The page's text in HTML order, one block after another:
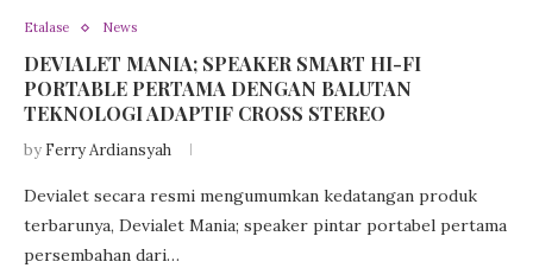
Etalase News
DEVIALET MANIA; SPEAKER SMART HI-FI
PORTABLE PERTAMA DENGAN BALUTAN
TEKNOLOGI ADAPTIF CROSS STEREO
by Ferry Ardiansyah
Devialet secara resmi mengumumkan kedatangan produk
terbarunya, Devialet Mania; speaker pintar portabel pertama
persembahan dari…